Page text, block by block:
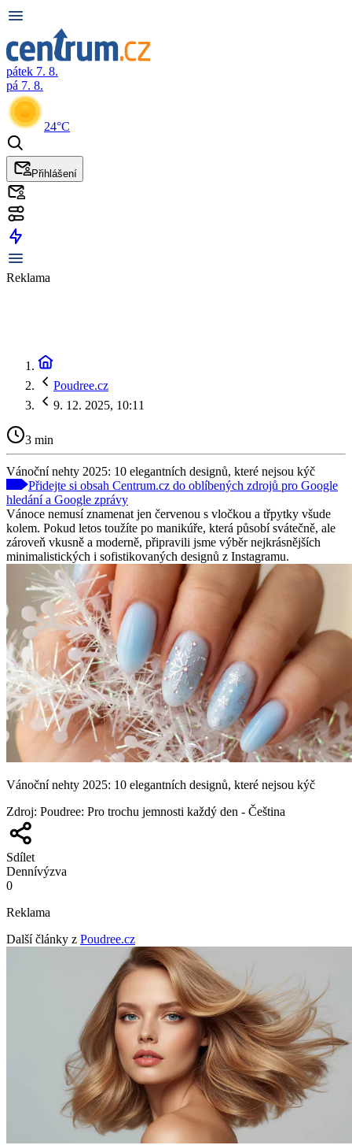
pátek 7. 8.
pá 7. 8.
24°C
Přihlášení
Reklama
Poudree.cz
9. 12. 2025, 10:11
3 min
Vánoční nehty 2025: 10 elegantních designů, které nejsou kýč
Přidejte si obsah Centrum.cz do oblíbených zdrojů pro Google
hledání a Google zprávy
Vánoce nemusí znamenat jen červenou s vločkou a třpytky všude
kolem. Pokud letos toužíte po manikúře, která působí svátečně, ale
zároveň vkusně a moderně, připravili jsme výběr nejkrásnějších
minimalistických i sofistikovaných designů z Instagramu.
Vánoční nehty 2025: 10 elegantních designů, které nejsou kýč
Zdroj: Poudree: Pro trochu jemnosti každý den - Čeština
Sdílet
Dennívýzva
0
Reklama
Další články z Poudree.cz